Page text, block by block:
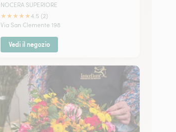
NOCERA SUPERIORE
★★★★★4.5 (2)
Via San Clemente 198
Vedi il negozio